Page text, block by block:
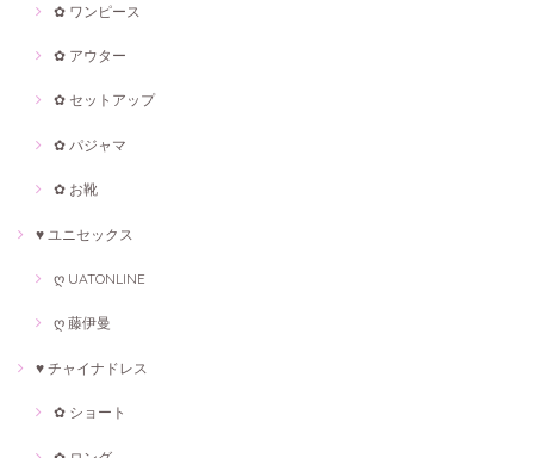
✿ ワンピース
✿ アウター
✿ セットアップ
✿ パジャマ
✿ お靴
♥ ユニセックス
ღ UATONLINE
ღ 藤伊曼
♥ チャイナドレス
✿ ショート